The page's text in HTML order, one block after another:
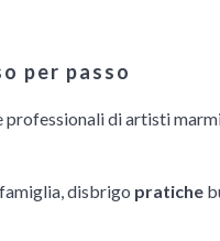
per passo
professionali di artisti
disbrigo pratiche